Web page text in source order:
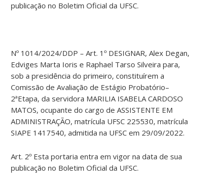
publicação no Boletim Oficial da UFSC.
Nº 1014/2024/DDP – Art. 1º DESIGNAR, Alex Degan,
Edviges Marta Ioris e Raphael Tarso Silveira para,
sob a presidência do primeiro, constituírem a
Comissão de Avaliação de Estágio Probatório–
2ªEtapa, da servidora MARILIA ISABELA CARDOSO
MATOS, ocupante do cargo de ASSISTENTE EM
ADMINISTRAÇÃO, matrícula UFSC 225530, matrícula
SIAPE 1417540, admitida na UFSC em 29/09/2022.
Art. 2º Esta portaria entra em vigor na data de sua
publicação no Boletim Oficial da UFSC.